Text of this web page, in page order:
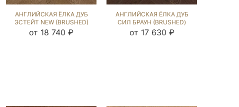
АНГЛИЙСКАЯ ЁЛКА ДУБ
ЭСТЕЙТ NEW (BRUSHED)
102584
от 18 740 ₽
АНГЛИЙСКАЯ ЁЛКА ДУБ
СИЛ БРАУН (BRUSHED)
102708
от 17 630 ₽